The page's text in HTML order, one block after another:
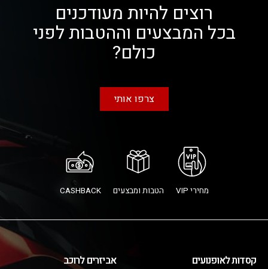
רוצים להיות מעודכנים
בכל המבצעים וההטבות לפני
כולם?
צרפו אותי
מחירי VIP הטבות ומבצעים CASHBACK
קסדות לאופנועים אביזרים לרוכב